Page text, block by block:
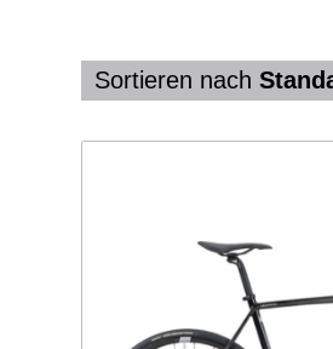
Sortieren nach